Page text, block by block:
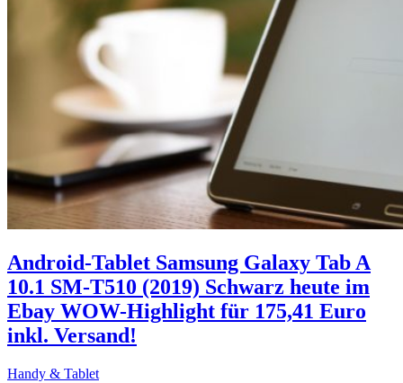
Android-Tablet Samsung Galaxy Tab A
10.1 SM-T510 (2019) Schwarz heute im
Ebay WOW-Highlight für 175,41 Euro
inkl. Versand!
Handy & Tablet